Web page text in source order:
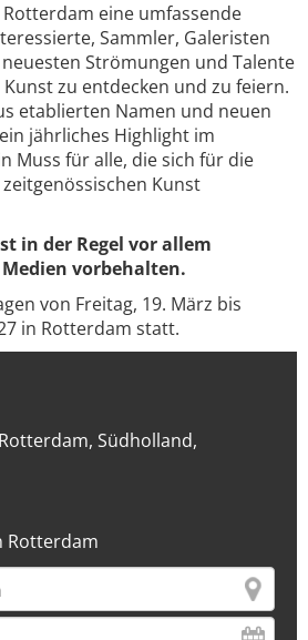
eine umfassende
Sammler, Galeristen
Strömungen und Talente
zu entdecken und zu feiern.
etablierten Namen und neuen
jährliches Highlight im
Muss für alle, die sich für die
Kunst
in der Regel vor allem
vorbehalten.
von Freitag, 19. März bis
in Rotterdam statt.
Südholland,
Rotterdam